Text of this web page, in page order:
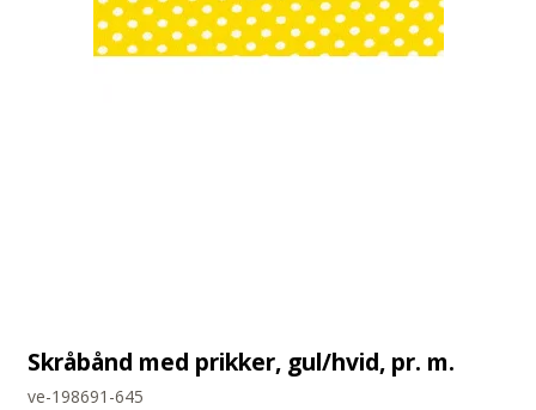
Skråbånd med prikker, gul/hvid, pr. m.
ve-198691-645